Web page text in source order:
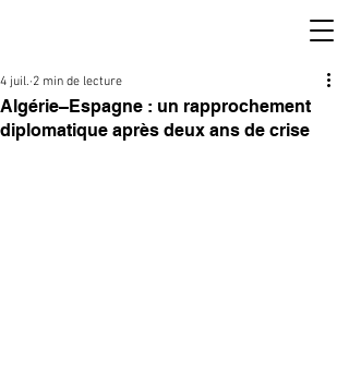
Algérie–Espagne : un rapprochement
diplomatique après deux ans de crise
4 juil. 2 min de lecture